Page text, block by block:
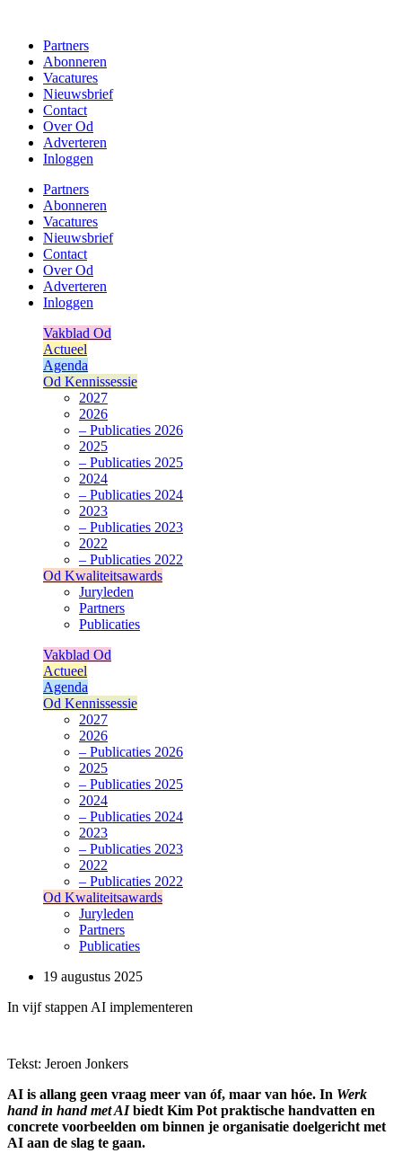
inhoud
Partners
Abonneren
Vacatures
Nieuwsbrief
Contact
Over Od
Adverteren
Inloggen
Partners
Abonneren
Vacatures
Nieuwsbrief
Contact
Over Od
Adverteren
Inloggen
Vakblad Od
Actueel
Agenda
Od Kennissessie
2027
2026
– Publicaties 2026
2025
– Publicaties 2025
2024
– Publicaties 2024
2023
– Publicaties 2023
2022
– Publicaties 2022
Od Kwaliteitsawards
Juryleden
Partners
Publicaties
Vakblad Od
Actueel
Agenda
Od Kennissessie
2027
2026
– Publicaties 2026
2025
– Publicaties 2025
2024
– Publicaties 2024
2023
– Publicaties 2023
2022
– Publicaties 2022
Od Kwaliteitsawards
Juryleden
Partners
Publicaties
19 augustus 2025
In vijf stappen AI implementeren
Tekst: Jeroen Jonkers
AI is allang geen vraag meer van óf, maar van hóe. In Werk
hand in hand met AIbiedt Kim Pot praktische handvatten en
concrete voorbeelden om binnen je organisatie doelgericht met
AI aan de slag te gaan.